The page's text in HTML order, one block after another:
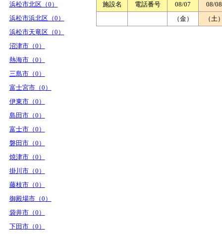
浜松市北区（0）
浜松市浜北区（0）
浜松市天竜区（0）
沼津市（0）
熱海市（0）
三島市（0）
富士宮市（0）
伊東市（0）
島田市（0）
富士市（0）
磐田市（0）
焼津市（0）
掛川市（0）
藤枝市（0）
御殿場市（0）
袋井市（0）
下田市（0）
施設名 電話番号 08/07
08/08
（金）
（土